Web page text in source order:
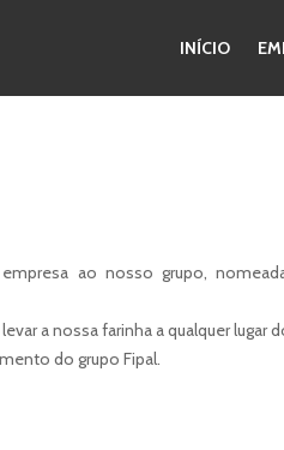
INÍCIO
ao nosso grupo,
a nossa farinha a qualquer lugar
do grupo Fipal.